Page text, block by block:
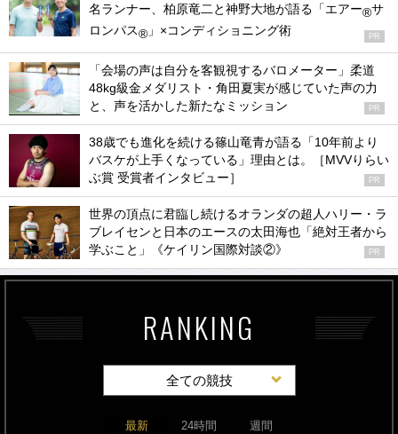
名ランナー、柏原竜二と神野大地が語る「エアー®サ
ロンパス® 」×コンディショニング術 PR
「会場の声は自分を客観視するバロメーター」柔道
48kg級金メダリスト・角田夏実が感じていた声の力
と、声を活かした新たなミッション
PR
38歳でも進化を続ける篠山竜青が語る「10年前より
バスケが上手くなっている」理由とは。［MVVりらい
ぶ賞 受賞者インタビュー］
PR
世界の頂点に君臨し続けるオランダの超人ハリー・ラ
ブレイセンと日本のエースの太田海也「絶対王者から
学ぶこと」《ケイリン国際対談②》
PR
RANKING
全ての競技
最新 24時間 週間